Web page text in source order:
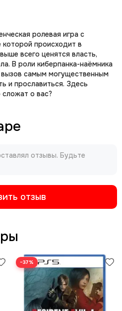
ролевая игра с
происходит в
всего ценятся власть,
В роли киберпанка-наёмника
самым могущественным
и прославиться. Здесь
о вас?
отзывы. Будьте
отзыв
−37%